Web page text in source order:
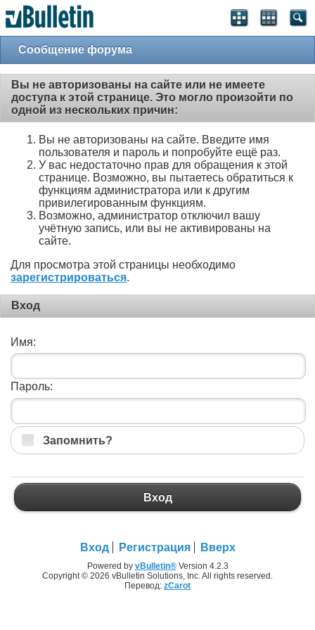
Сообщение форума
Вы не авторизованы на сайте или не имеете
доступа к этой странице. Это могло произойти по
одной из нескольких причин:
Вы не авторизованы на сайте. Введите имя
пользователя и пароль и попробуйте ещё раз.
У вас недостаточно прав для обращения к этой
странице. Возможно, вы пытаетесь обратиться к
функциям администратора или к другим
привилегированным функциям.
Возможно, администратор отключил вашу
учётную запись, или вы не активированы на
сайте.
Для просмотра этой страницы необходимо
зарегистрироваться.
Вход
Имя:
Пароль:
Запомнить?
Вход
Вход Регистрация Вверх
Powered by vBulletin®Version 4.2.3
Copyright © 2026 vBulletin Solutions, Inc. All rights reserved.
Перевод: zCarot